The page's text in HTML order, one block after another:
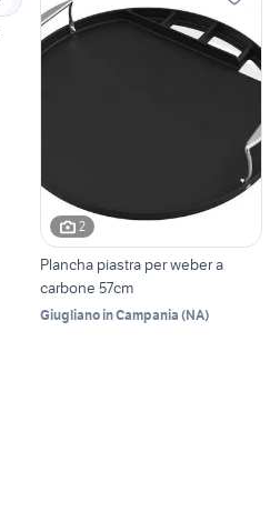
2
Plancha piastra per weber a
carbone 57cm
Giugliano in Campania (NA)